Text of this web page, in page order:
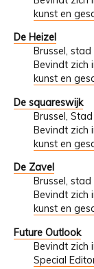
kunst en
De Heizel
Brussel,
Bevindt zich
kunst en
De squareswijk
Brussel,
Bevindt zich
kunst en
De Zavel
Brussel,
Bevindt zich
kunst en
Future Outlook
Bevindt zich
Special